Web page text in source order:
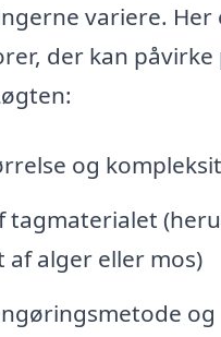
variere. Her
der kan påvirke
og
tagmaterialet
alger eller mos)
og